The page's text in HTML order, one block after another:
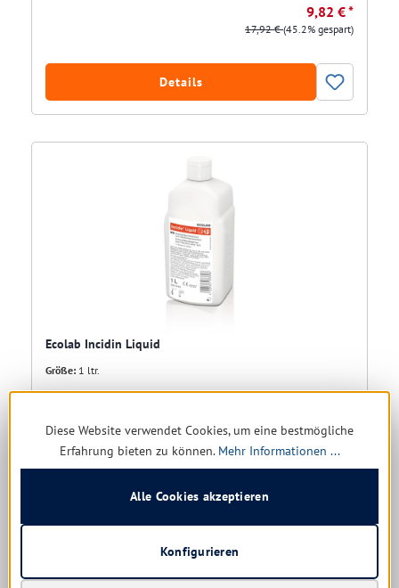
9,82 € *
17,92 €(45.2% gespart)
Details
Ecolab Incidin Liquid
Größe: 1 ltr.
Sofort verfügbar, Lieferzeit: 1-5 Tage
18,29 € *
Diese Website verwendet Cookies, um eine bestmögliche
Erfahrung bieten zu können. Mehr Informationen ...
Konfigurieren
Alle Cookies akzeptieren